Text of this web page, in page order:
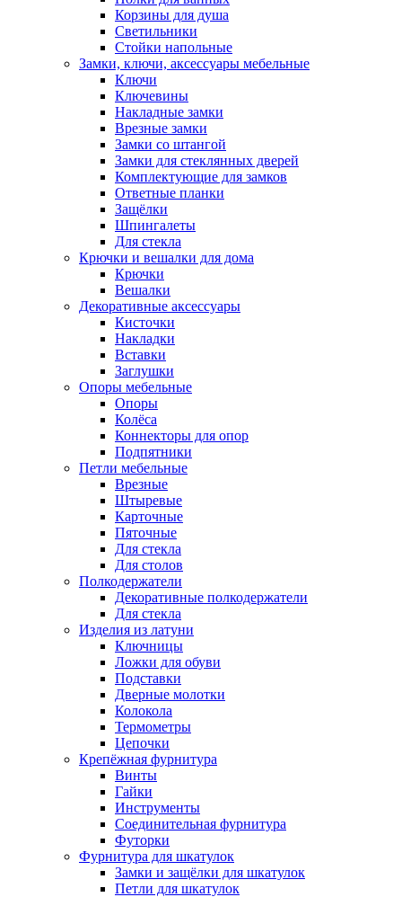
Корзины для душа
Светильники
Стойки напольные
Замки, ключи, аксессуары мебельные
Ключи
Ключевины
Накладные замки
Врезные замки
Замки со штангой
Замки для стеклянных дверей
Комплектующие для замков
Ответные планки
Защёлки
Шпингалеты
Для стекла
Крючки и вешалки для дома
Крючки
Вешалки
Декоративные аксессуары
Кисточки
Накладки
Вставки
Заглушки
Опоры мебельные
Опоры
Колёса
Коннекторы для опор
Подпятники
Петли мебельные
Врезные
Штыревые
Карточные
Пяточные
Для стекла
Для столов
Полкодержатели
Декоративные полкодержатели
Для стекла
Изделия из латуни
Ключницы
Ложки для обуви
Подставки
Дверные молотки
Колокола
Термометры
Цепочки
Крепёжная фурнитура
Винты
Гайки
Инструменты
Соединительная фурнитура
Футорки
Фурнитура для шкатулок
Замки и защёлки для шкатулок
Петли для шкатулок